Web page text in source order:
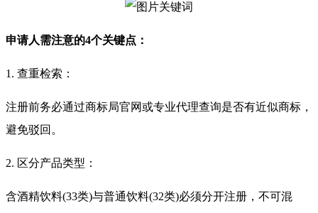
申请人需注意的4个关键点：
1. 查重检索：
注册前务必通过商标局官网或专业代理查询是否有近似商标，
避免驳回。
2. 区分产品类型：
含酒精饮料(33类)与普通饮料(32类)必须分开注册，不可混